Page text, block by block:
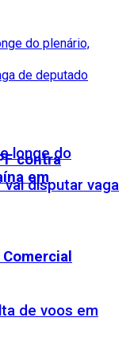
longe do
vai disputar vaga
de voos em
contra
em